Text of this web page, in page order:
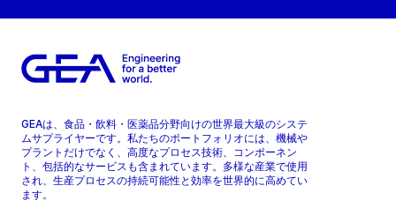
GEAは、食品・飲料・医薬品分野向けの世界最大級のシステ
ムサプライヤーです。私たちのポートフォリオには、機械や
プラントだけでなく、高度なプロセス技術、コンポーネン
ト、包括的なサービスも含まれています。多様な産業で使用
され、生産プロセスの持続可能性と効率を世界的に高めてい
ます。